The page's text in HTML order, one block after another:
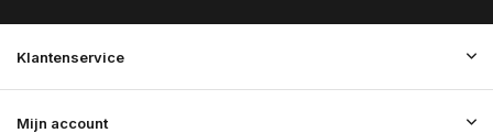
Klantenservice
Mijn account